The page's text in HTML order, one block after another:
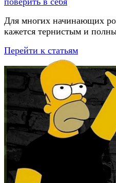
Для многих начинающих
кажется тернистым и
Перейти к статьям